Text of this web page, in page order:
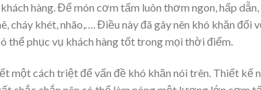
hàng. Để món cơm tấm luôn thơm ngon, hấp
cháy khét, nhão,…. Điều này đã gây nên khó khăn đối
thể phục vụ khách hàng tốt trong mọi thời điểm.
một cách triệt để vấn đề khó khăn nói trên. Thiết kế